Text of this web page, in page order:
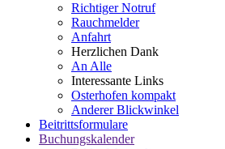
Richtiger Notruf
Rauchmelder
Anfahrt
Herzlichen Dank
An Alle
Interessante Links
Osterhofen kompakt
Anderer Blickwinkel
Beitrittsformulare
Buchungskalender